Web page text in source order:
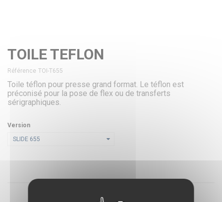
TOILE TEFLON
Référence TOI-T655
Toile téflon pour presse grand format. Le téflon est
préconisé pour la pose de flex ou de transferts
sérigraphiques.
Version
SLIDE 655